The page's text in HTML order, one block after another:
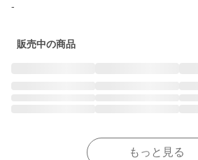
-
販売中の商品
もっと見る